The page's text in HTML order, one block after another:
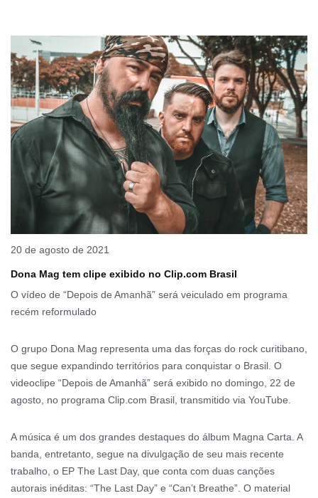
20 de agosto de 2021
Dona Mag tem clipe exibido no Clip.com Brasil
O vídeo de “Depois de Amanhã” será veiculado em programa
recém reformulado
O grupo Dona Mag representa uma das forças do rock curitibano,
que segue expandindo territórios para conquistar o Brasil. O
videoclipe “Depois de Amanhã” será exibido no domingo, 22 de
agosto, no programa Clip.com Brasil, transmitido via YouTube.
A música é um dos grandes destaques do álbum Magna Carta. A
banda, entretanto, segue na divulgação de seu mais recente
trabalho, o EP The Last Day, que conta com duas canções
autorais inéditas: “The Last Day” e “Can’t Breathe”. O material